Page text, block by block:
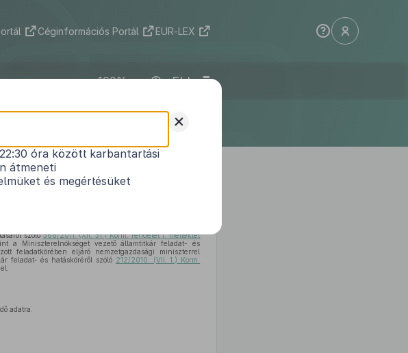
Céginformációs Portál EUR-LEX
ELI
rendelet
rendszeréről
szóló368/2011. (XII. 31.) Korm. rendelet 1. melléklet
a Miniszterelnökséget vezető államtitkár feladat- és
feladatkörében eljáró nemzetgazdasági miniszterrel
feladat- és hatásköréről szóló 212/2010. (VII. 1.) Korm.
adatra.
+
óra között karbantartási
átmeneti
és megértésüket